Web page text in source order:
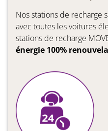
Nos stations de recharge
avec toutes les voitures
stations de recharge
énergie 100%